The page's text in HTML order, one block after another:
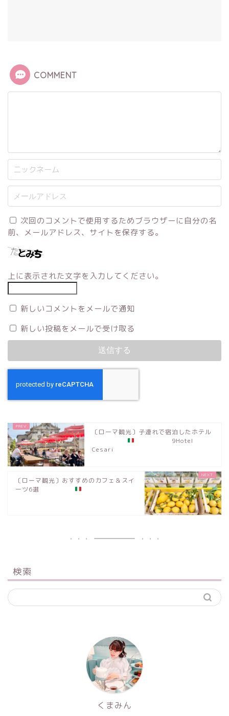
COMMENT
次回のコメントで使用するためブラウザーに自分の名
前、メールアドレス、サイトを保存する。
上に表示された文字を入力してください。
新しいコメントをメールで通知
新しい投稿をメールで受け取る
〔ローマ観光〕子連れで宿泊したホテル
9Hotel
Cesari
〔ローマ観光〕おすすめのカフェ＆スイ
ーツ6選
検索
くまみん